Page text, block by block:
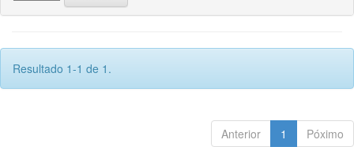
Resultado 1-1 de 1.
Anterior 1 Póximo